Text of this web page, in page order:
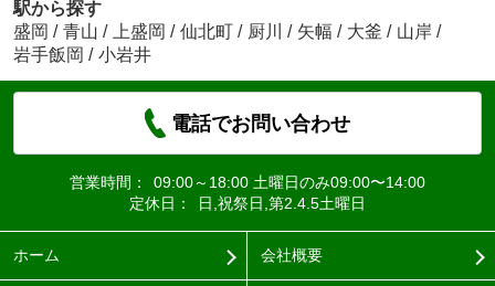
駅から探す
盛岡 / 青山 / 上盛岡 / 仙北町 / 厨川 / 矢幅 / 大釜 / 山岸 /
岩手飯岡 / 小岩井
電話でお問い合わせ
営業時間：
09:00～18:00 土曜日のみ09:00〜14:00
定休日：
日,祝祭日,第2.4.5土曜日
ホーム 会社概要